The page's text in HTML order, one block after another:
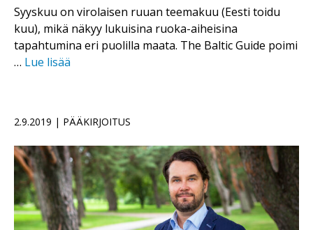
Syyskuu on virolaisen ruuan teemakuu (Eesti toidu
kuu), mikä näkyy lukuisina ruoka-aiheisina
tapahtumina eri puolilla maata. The Baltic Guide poimi
… Lue lisää
2.9.2019 | PÄÄKIRJOITUS